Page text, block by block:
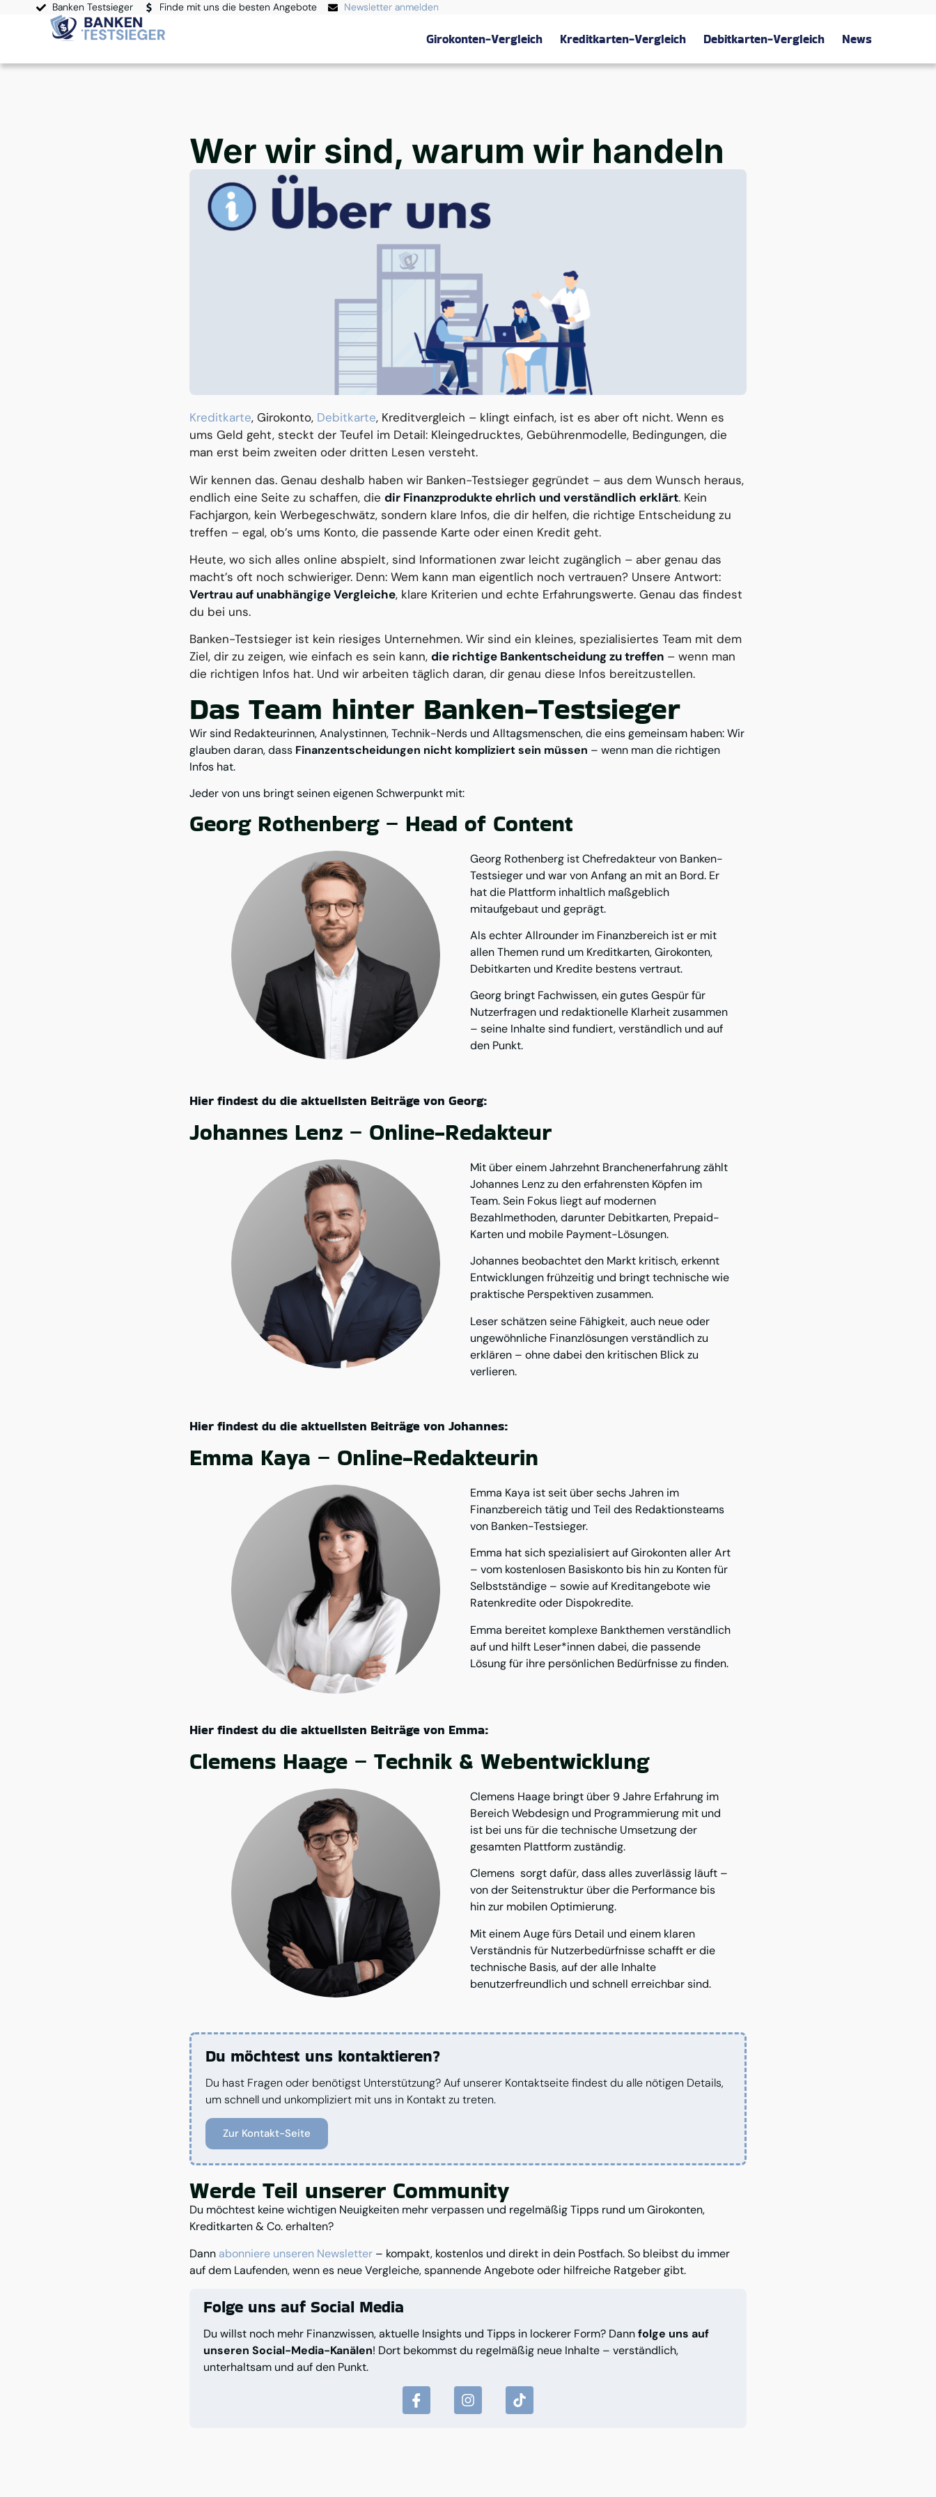
Banken Testsieger Finde mit uns die besten Angebote Newsletter anmelden
Girokonten-Vergleich Kreditkarten-Vergleich Debitkarten-Vergleich News
Wer wir sind, warum wir handeln
Kreditkarte, Girokonto, Debitkarte, Kreditvergleich – klingt einfach, ist es aber oft nicht. Wenn es
ums Geld geht, steckt der Teufel im Detail: Kleingedrucktes, Gebührenmodelle, Bedingungen, die
man erst beim zweiten oder dritten Lesen versteht.
Wir kennen das. Genau deshalb haben wir Banken-Testsieger gegründet – aus dem Wunsch heraus,
endlich eine Seite zu schaffen, die dir Finanzprodukte ehrlich und verständlich erklärt. Kein
Fachjargon, kein Werbegeschwätz, sondern klare Infos, die dir helfen, die richtige Entscheidung zu
treffen – egal, ob’s ums Konto, die passende Karte oder einen Kredit geht.
Heute, wo sich alles online abspielt, sind Informationen zwar leicht zugänglich – aber genau das
macht’s oft noch schwieriger. Denn: Wem kann man eigentlich noch vertrauen? Unsere Antwort:
Vertrau auf unabhängige Vergleiche, klare Kriterien und echte Erfahrungswerte. Genau das findest
du bei uns.
Banken-Testsieger ist kein riesiges Unternehmen. Wir sind ein kleines, spezialisiertes Team mit dem
Ziel, dir zu zeigen, wie einfach es sein kann, die richtige Bankentscheidung zu treffen – wenn man
die richtigen Infos hat. Und wir arbeiten täglich daran, dir genau diese Infos bereitzustellen.
Das Team hinter Banken-Testsieger
Wir sind Redakteurinnen, Analystinnen, Technik-Nerds und Alltagsmenschen, die eins gemeinsam haben: Wir
glauben daran, dass Finanzentscheidungen nicht kompliziert sein müssen – wenn man die richtigen
Infos hat.
Jeder von uns bringt seinen eigenen Schwerpunkt mit:
Georg Rothenberg – Head of Content
Georg Rothenberg ist Chefredakteur von Banken-
Testsieger und war von Anfang an mit an Bord. Er
hat die Plattform inhaltlich maßgeblich
mitaufgebaut und geprägt.
Als echter Allrounder im Finanzbereich ist er mit
allen Themen rund um Kreditkarten, Girokonten,
Debitkarten und Kredite bestens vertraut.
Georg bringt Fachwissen, ein gutes Gespür für
Nutzerfragen und redaktionelle Klarheit zusammen
– seine Inhalte sind fundiert, verständlich und auf
den Punkt.
Hier findest du die aktuellsten Beiträge von Georg:
Johannes Lenz – Online-Redakteur
Mit über einem Jahrzehnt Branchenerfahrung zählt
Johannes Lenz zu den erfahrensten Köpfen im
Team.Sein Fokus liegt auf modernen
Bezahlmethoden, darunter Debitkarten, Prepaid-
Karten und mobile Payment-Lösungen.
Johannes beobachtet den Markt kritisch, erkennt
Entwicklungen frühzeitig und bringt technische wie
praktische Perspektiven zusammen.
Leser schätzen seine Fähigkeit, auch neue oder
ungewöhnliche Finanzlösungen verständlich zu
erklären – ohne dabei den kritischen Blick zu
verlieren.
Hier findest du die aktuellsten Beiträge von Johannes:
Emma Kaya – Online-Redakteurin
Emma Kaya ist seit über sechs Jahren im
Finanzbereich tätig und Teil des Redaktionsteams
von Banken-Testsieger.
Emma hat sich spezialisiert auf Girokonten aller Art
– vom kostenlosen Basiskonto bis hin zu Konten für
Selbstständige – sowie auf Kreditangebote wie
Ratenkredite oder Dispokredite.
Emma bereitet komplexe Bankthemen verständlich
auf und hilft Leser*innen dabei, die passende
Lösung für ihre persönlichen Bedürfnisse zu finden.
Hier findest du die aktuellsten Beiträge von Emma:
Clemens Haage – Technik & Webentwicklung
Clemens Haage bringt über 9 Jahre Erfahrung im
Bereich Webdesign und Programmierung mit und
ist bei uns für die technische Umsetzung der
gesamten Plattform zuständig.
Clemens sorgt dafür, dass alles zuverlässig läuft –
von der Seitenstruktur über die Performance bis
hin zur mobilen Optimierung.
Mit einem Auge fürs Detail und einem klaren
Verständnis für Nutzerbedürfnisse schafft er die
technische Basis, auf der alle Inhalte
benutzerfreundlich und schnell erreichbar sind.
Du möchtest uns kontaktieren?
Du hast Fragen oder benötigst Unterstützung? Auf unserer Kontaktseite findest du alle nötigen Details,
um schnell und unkompliziert mit uns in Kontakt zu treten.
Zur Kontakt-Seite
Werde Teil unserer Community
Du möchtest keine wichtigen Neuigkeiten mehr verpassen und regelmäßig Tipps rund um Girokonten,
Kreditkarten & Co. erhalten?
Dann abonniere unseren Newsletter – kompakt, kostenlos und direkt in dein Postfach. So bleibst du immer
auf dem Laufenden, wenn es neue Vergleiche, spannende Angebote oder hilfreiche Ratgeber gibt.
Folge uns auf Social Media
Du willst noch mehr Finanzwissen, aktuelle Insights und Tipps in lockerer Form? Dannfolge uns auf
unseren Social-Media-Kanälen! Dort bekommst du regelmäßig neue Inhalte – verständlich,
unterhaltsam und auf den Punkt.